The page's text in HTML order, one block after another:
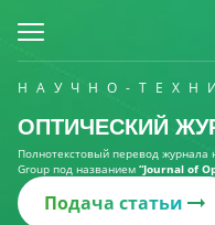
НАУЧНО-
ОПТИЧЕСКИЙ
Полнотекстовый перевод журнала
Group под названием “Journal of
Подача статьи